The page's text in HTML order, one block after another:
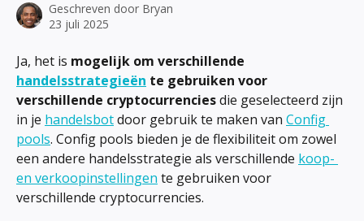
Geschreven door Bryan
23 juli 2025
Ja, het is mogelijk om verschillende
handelsstrategieën te gebruiken voor
verschillende cryptocurrencies die geselecteerd zijn
in je handelsbot door gebruik te maken van Config
pools. Config pools bieden je de flexibiliteit om zowel
een andere handelsstrategie als verschillende koop-
en verkoopinstellingen te gebruiken voor
verschillende cryptocurrencies.